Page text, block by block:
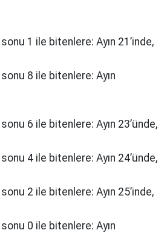
1 ile bitenlere: Ayın 21’inde,
8 ile bitenlere: Ayın
6 ile bitenlere: Ayın 23’ünde,
4 ile bitenlere: Ayın 24’ünde,
2 ile bitenlere: Ayın 25’inde,
0 ile bitenlere: Ayın